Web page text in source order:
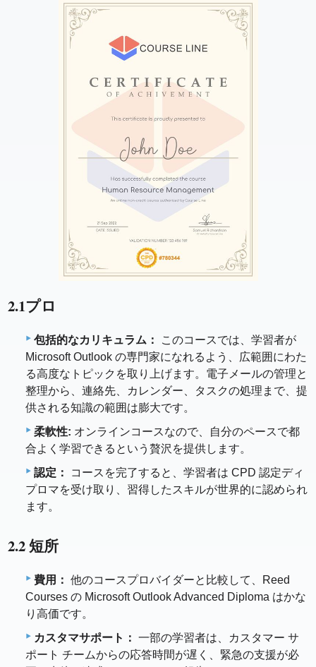
2.1プロ
包括的なカリキュラム：
このコースでは、学習者が
Microsoft Outlook の専門家になれるよう、広範囲にわた
る高度なトピックを取り上げます。電子メールの管理と
整理から、連絡先、カレンダー、タスクの処理まで、提
供される知識の範囲は膨大です。
柔軟性: オンラインコースなので、自分のペースで都
合よく学習できるという贅沢を提供します。
認定：
コースを完了すると、学習者は CPD 認定ディ
プロマを受け取り、習得したスキルが世界的に認められ
ます。
2.2 短所
費用： 他のコースプロバイダーと比較して、Reed
Courses の Microsoft Outlook Advanced Diploma はかな
り高価です。
カスタマサポート： 一部の学習者は、カスタマー サ
ポート チームからの応答時間が遅く、緊急の支援が必